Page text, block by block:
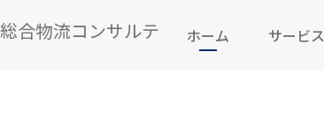
ホーム サービス